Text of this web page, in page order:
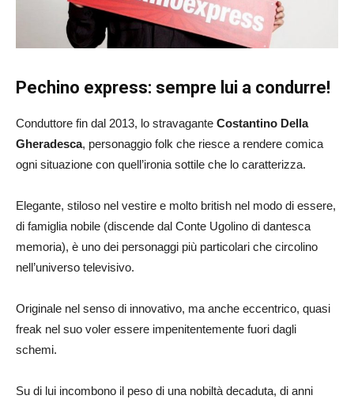
Pechino express: sempre lui a condurre!
Conduttore fin dal 2013, lo stravagante Costantino Della
Gheradesca, personaggio folk che riesce a rendere comica
ogni situazione con quell’ironia sottile che lo caratterizza.
Elegante, stiloso nel vestire e molto british nel modo di essere,
di famiglia nobile (discende dal Conte Ugolino di dantesca
memoria), è uno dei personaggi più particolari che circolino
nell’universo televisivo.
Originale nel senso di innovativo, ma anche eccentrico, quasi
freak nel suo voler essere impenitentemente fuori dagli
schemi.
Su di lui incombono il peso di una nobiltà decaduta, di anni